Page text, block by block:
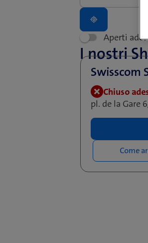
Aperti
I nostri
Swisscom
Chiuso
pl. de la Gare
Come